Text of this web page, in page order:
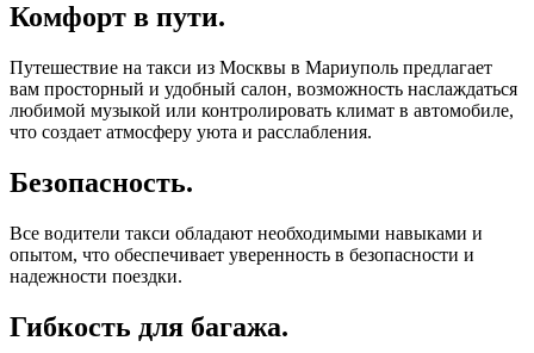
Комфорт в пути.
Путешествие на такси из Москвы в Мариуполь предлагает
вам просторный и удобный салон, возможность наслаждаться
любимой музыкой или контролировать климат в автомобиле,
что создает атмосферу уюта и расслабления.
Безопасность.
Все водители такси обладают необходимыми навыками и
опытом, что обеспечивает уверенность в безопасности и
надежности поездки.
Гибкость для багажа.